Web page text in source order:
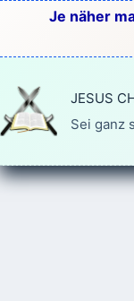
springen
Je näher
JESUS
Sei ganz